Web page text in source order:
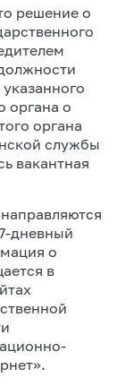
решение о
органа о
органа
службы
вакантная
дневный
о
в